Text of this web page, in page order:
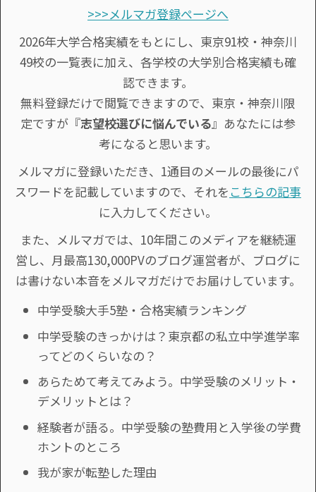
>>>メルマガ登録ページへ
2026年大学合格実績をもとにし、東京91校・神奈川
49校の一覧表に加え、各学校の大学別合格実績も確
認できます。
無料登録だけで閲覧できますので、東京・神奈川限
定ですが『志望校選びに悩んでいる』あなたには参
考になると思います。
メルマガに登録いただき、1通目のメールの最後にパ
スワードを記載していますので、それを こちらの記事
に入力してください。
また、メルマガでは、10年間このメディアを継続運
営し、月最高130,000PVのブログ運営者が、ブログに
は書けない本音をメルマガだけでお届けしています。
中学受験大手5塾・合格実績ランキング
中学受験のきっかけは？東京都の私立中学進学率
ってどのくらいなの？
あらためて考えてみよう。中学受験のメリット・
デメリットとは？
経験者が語る。中学受験の塾費用と入学後の学費
ホントのところ
我が家が転塾した理由